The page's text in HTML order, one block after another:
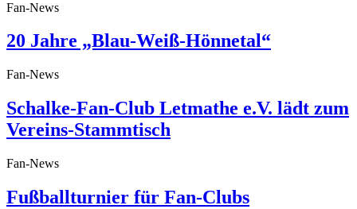
Fan-News
20 Jahre „Blau-Weiß-Hönnetal“
Fan-News
Schalke-Fan-Club Letmathe e.V. lädt zum
Vereins-Stammtisch
Fan-News
Fußballturnier für Fan-Clubs